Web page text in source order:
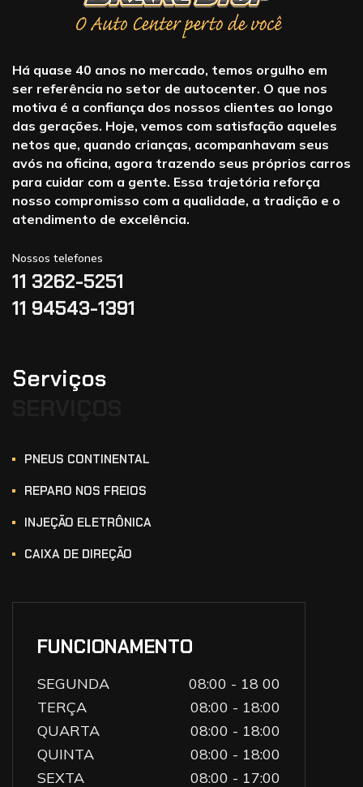
Há quase 40 anos no mercado, temos orgulho em
ser referência no setor de autocenter. O que nos
motiva é a confiança dos nossos clientes ao longo
das gerações. Hoje, vemos com satisfação aqueles
netos que, quando crianças, acompanhavam seus
avós na oficina, agora trazendo seus próprios carros
para cuidar com a gente. Essa trajetória reforça
nosso compromisso com a qualidade, a tradição e o
atendimento de excelência.
Nossos telefones
11 3262-5251
11 94543-1391
Serviços
PNEUS CONTINENTAL
REPARO NOS FREIOS
INJEÇÃO ELETRÔNICA
CAIXA DE DIREÇÃO
FUNCIONAMENTO
SEGUNDA
08:00 - 18 00
TERÇA
08:00 - 18:00
QUARTA
08:00 - 18:00
QUINTA
08:00 - 18:00
SEXTA
08:00 - 17:00